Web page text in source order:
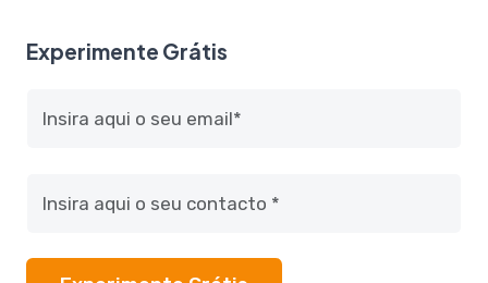
Experimente Grátis